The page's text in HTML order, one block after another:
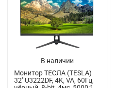
В наличии
Монитор ТЕСЛА (TESLA)
32'' U3222DF, 4K, VA, 60Гц,